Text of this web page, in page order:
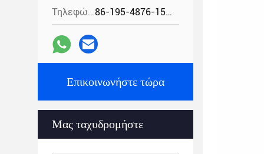
Τηλεφώνημα: 86-195-4876-1535
Επικοινωνήστε τώρα
Μας ταχυδρομήστε